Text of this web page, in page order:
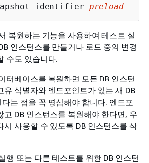
identifier
preload
복원하는 기능을 사용하여 테스트 실
인스턴스를 만들거나 로드 중의 변경
수도 있습니다.
터베이스를 복원하면 모든 DB 인스턴
유 식별자와 엔드포인트가 있는 새 DB
는 점을 꼭 명심해야 합니다. 엔드포
고 DB 인스턴스를 복원해야 한다면, 우
시 사용할 수 있도록 DB 인스턴스를 삭
행 또는 다른 테스트를 위한 DB 인스턴